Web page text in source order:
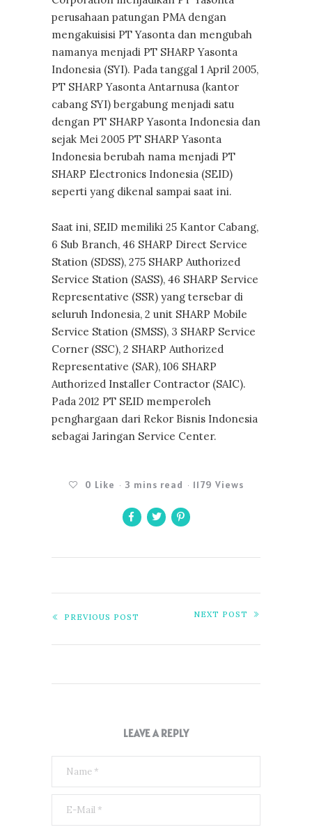
perusahaan patungan PMA dengan
mengakuisisi PT Yasonta dan mengubah
namanya menjadi PT SHARP Yasonta
Indonesia (SYI). Pada tanggal 1 April 2005,
PT SHARP Yasonta Antarnusa (kantor
cabang SYI) bergabung menjadi satu
dengan PT SHARP Yasonta Indonesia dan
sejak Mei 2005 PT SHARP Yasonta
Indonesia berubah nama menjadi PT
SHARP Electronics Indonesia (SEID)
seperti yang dikenal sampai saat ini.
Saat ini, SEID memiliki 25 Kantor Cabang,
6 Sub Branch, 46 SHARP Direct Service
Station (SDSS), 275 SHARP Authorized
Service Station (SASS), 46 SHARP Service
Representative (SSR) yang tersebar di
seluruh Indonesia, 2 unit SHARP Mobile
Service Station (SMSS), 3 SHARP Service
Corner (SSC), 2 SHARP Authorized
Representative (SAR), 106 SHARP
Authorized Installer Contractor (SAIC).
Pada 2012 PT SEID memperoleh
penghargaan dari Rekor Bisnis Indonesia
sebagai Jaringan Service Center.
0 Like 3 mins read 1179 Views
PREVIOUS POST NEXT POST
LEAVE A REPLY